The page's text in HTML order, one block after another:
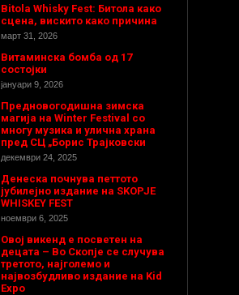
Bitola Whisky Fest: Битола како
сцена, вискито како причина
март 31, 2026
Витаминска бомба од 17
состојки
јануари 9, 2026
Предновогодишнa зимска
магија на Winter Festival со
многу музика и улична храна
пред СЦ „Борис Трајковски
декември 24, 2025
Денеска почнува петтото
јубилејно издание на SKOPJE
WHISKEY FEST
ноември 6, 2025
Овој викенд е посветен на
децата – Во Скопје се случува
третото, најголемо и
највозбудливо издание на Kid
Expo